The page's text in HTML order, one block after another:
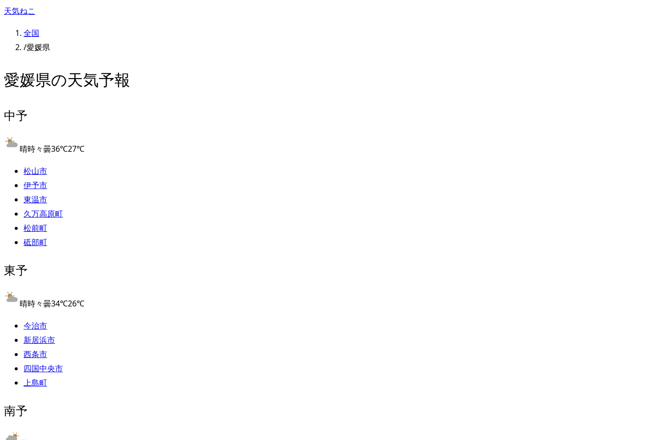
天気ねこ
全国
/愛媛県
愛媛県の天気予報
中予
晴時々曇36℃27℃
松山市
伊予市
東温市
久万高原町
松前町
砥部町
東予
晴時々曇34℃26℃
今治市
新居浜市
西条市
四国中央市
上島町
南予